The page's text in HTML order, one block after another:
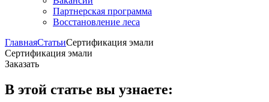
Партнерская программа
Восстановление леса
ГлавнаяСтатьиСертификация эмали
Сертификация эмали
Заказать
В этой статье вы узнаете: